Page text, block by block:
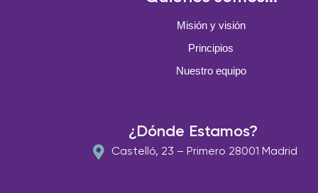
Misión y visión
Principios
Nuestro equipo
¿Dónde Estamos?
Castelló, 23 – Primero 28001 Madrid